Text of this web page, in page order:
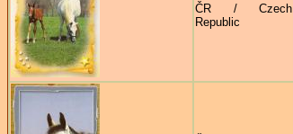
ČR / Czech
Republic